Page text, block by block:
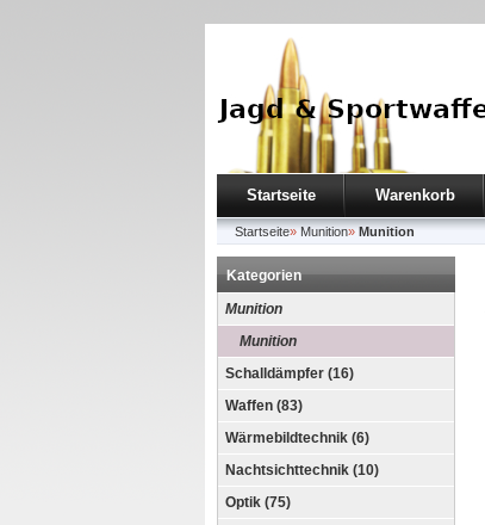
Startseite Warenkorb
Startseite» Munition» Munition
Kategorien
Munition
Munition
Schalldämpfer (16)
Waffen (83)
Wärmebildtechnik (6)
Nachtsichttechnik (10)
Optik (75)